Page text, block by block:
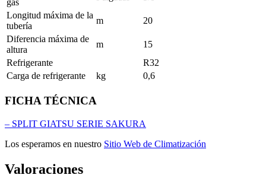
gas
Longitud máxima de la
tubería
m
20
Diferencia máxima de
altura
m
15
Refrigerante
R32
Carga de refrigerante
kg 0,6
FICHA TÉCNICA
– SPLIT GIATSU SERIE SAKURA
Los esperamos en nuestro Sitio Web de Climatización
Valoraciones